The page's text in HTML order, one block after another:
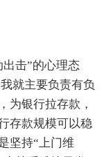
击”的心理态
就主要负责有负
为银行拉存款，
存款规模可以稳
坚持“上门维